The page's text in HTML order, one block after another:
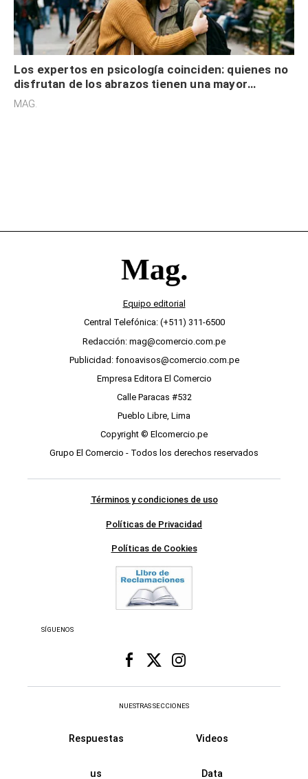
Los expertos en psicología coinciden: quienes no
disfrutan de los abrazos tienen una mayor
sensibilidad a los estímulos físicos y no es por
MAG.
Equipo editorial
Central Telefónica: (+511) 311-6500
Redacción: mag@comercio.com.pe
Publicidad: fonoavisos@comercio.com.pe
Empresa Editora El Comercio
Calle Paracas #532
Pueblo Libre, Lima
Copyright © Elcomercio.pe
Grupo El Comercio - Todos los derechos reservados
Términos y condiciones de uso
Políticas de Privacidad
Políticas de Cookies
SÍGUENOS
NUESTRAS SECCIONES
Respuestas Videos
us Data